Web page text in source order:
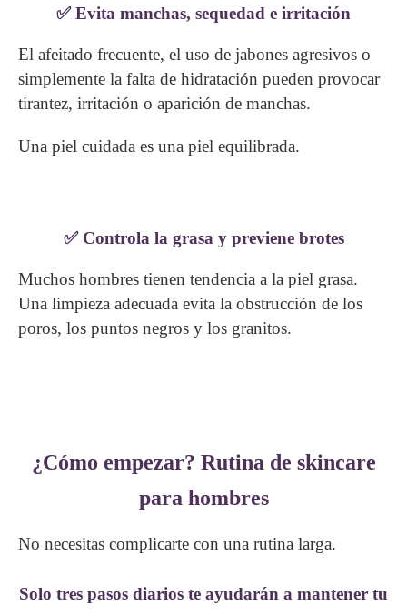
✅ Evita manchas, sequedad e irritación
El afeitado frecuente, el uso de jabones agresivos o
simplemente la falta de hidratación pueden provocar
tirantez, irritación o aparición de manchas.
Una piel cuidada es una piel equilibrada.
✅ Controla la grasa y previene brotes
Muchos hombres tienen tendencia a la piel grasa.
Una limpieza adecuada evita la obstrucción de los
poros, los puntos negros y los granitos.
¿Cómo empezar? Rutina de skincare
para hombres
No necesitas complicarte con una rutina larga.
Solo tres pasos diarios te ayudarán a mantener tu